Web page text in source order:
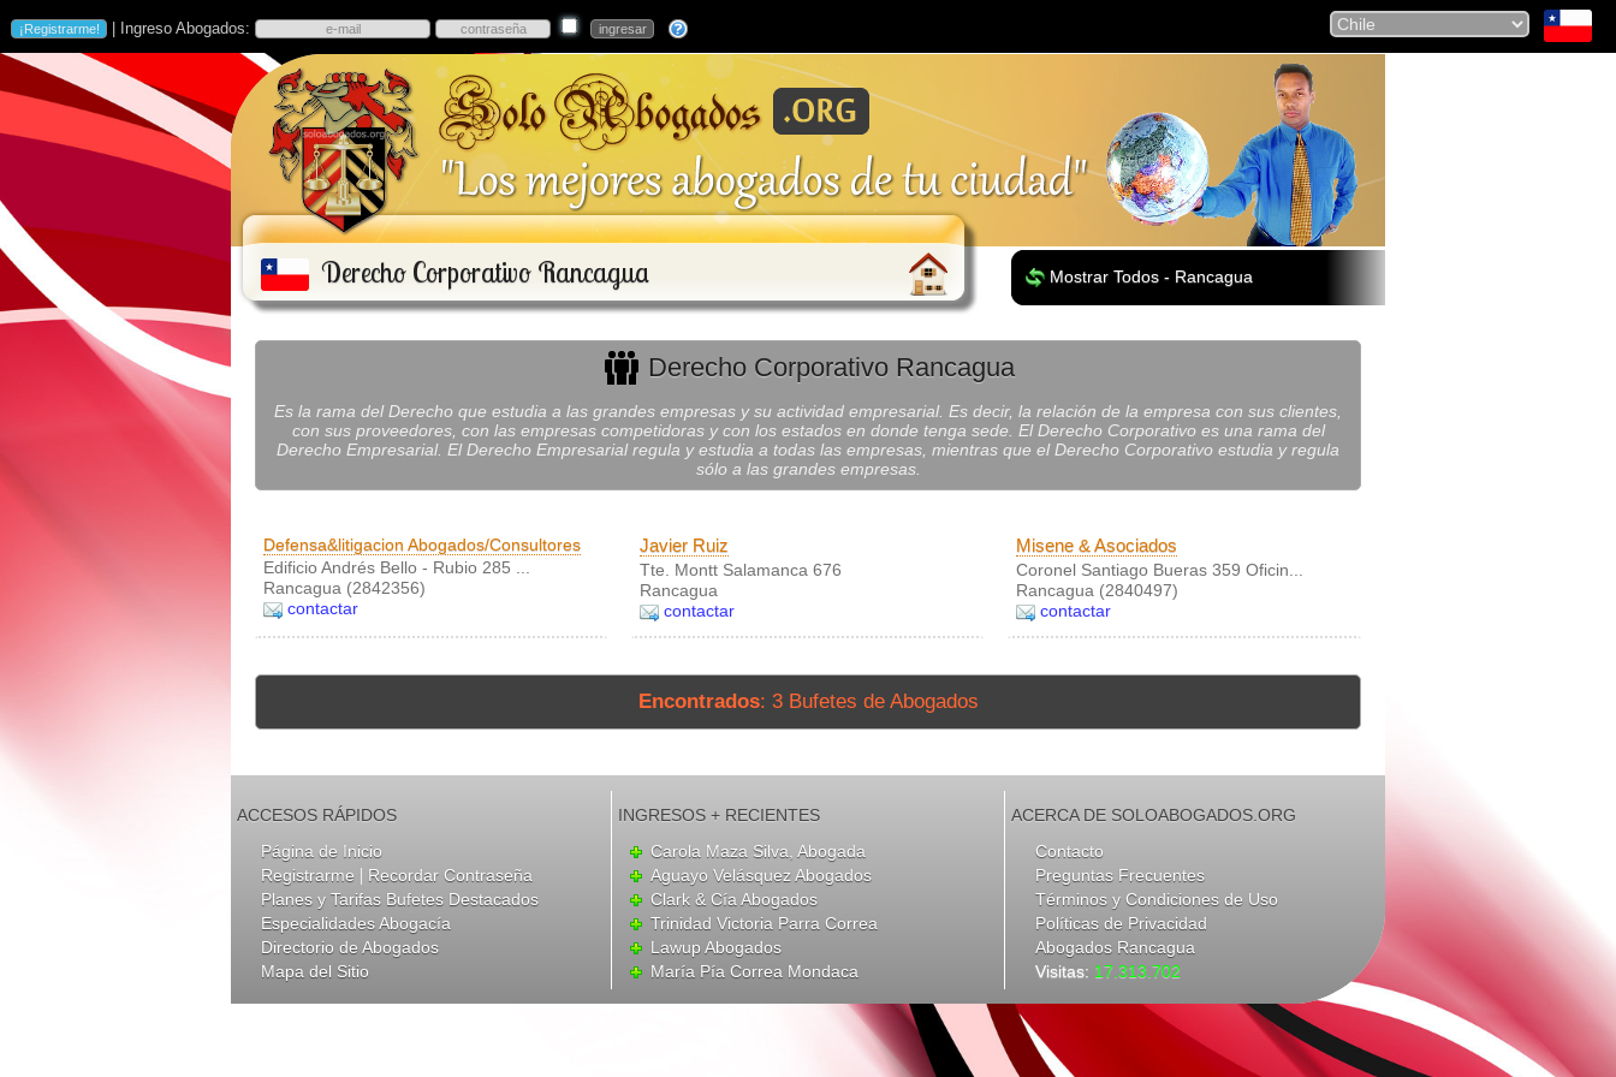
| Ingreso Abogados:
Derecho Corporativo Rancagua Mostrar Todos - Rancagua
Derecho Corporativo Rancagua
Es la rama del Derecho que estudia a las grandes empresas y su actividad empresarial. Es decir, la relación de la empresa con sus clientes,
con sus proveedores, con las empresas competidoras y con los estados en donde tenga sede. El Derecho Corporativo es una rama del
Derecho Empresarial. El Derecho Empresarial regula y estudia a todas las empresas, mientras que el Derecho Corporativo estudia y regula
sólo a las grandes empresas.
Defensa&litigacion Abogados/Consultores
Edificio Andrés Bello - Rubio 285 ...
Rancagua (2842356)
contactar
Javier Ruiz
Tte. Montt Salamanca 676
Rancagua
contactar
Misene & Asociados
Coronel Santiago Bueras 359 Oficin...
Rancagua (2840497)
contactar
Encontrados: 3 Bufetes de Abogados
ACCESOS RÁPIDOS
Página de Inicio
Registrarme | Recordar Contraseña
Planes y Tarifas Bufetes Destacados
Especialidades Abogacía
Directorio de Abogados
Mapa del Sitio
INGRESOS + RECIENTES
Carola Maza Silva, Abogada
Aguayo Velásquez Abogados
Clark & Cía Abogados
Trinidad Victoria Parra Correa
Lawup Abogados
María Pía Correa Mondaca
ACERCA DE SOLOABOGADOS.ORG
Contacto
Preguntas Frecuentes
Términos y Condiciones de Uso
Políticas de Privacidad
Abogados Rancagua
Visitas: 17.313.702